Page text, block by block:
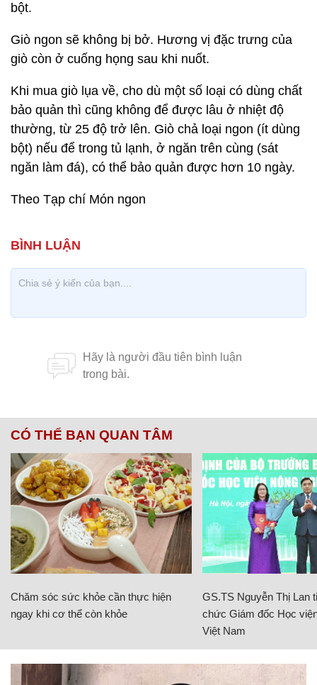
bột.
Giò ngon sẽ không bị bở. Hương vị đặc trưng của
giò còn ở cuống họng sau khi nuốt.
Khi mua giò lụa về, cho dù một số loại có dùng chất
bảo quản thì cũng không để được lâu ở nhiệt độ
thường, từ 25 độ trở lên. Giò chả loại ngon (ít dùng
bột) nếu để trong tủ lạnh, ở ngăn trên cùng (sát
ngăn làm đá), có thể bảo quản được hơn 10 ngày.
Theo Tạp chí Món ngon
CÓ THỂ BẠN QUAN TÂM
Chăm sóc sức khỏe cần thực hiện
ngay khi cơ thể còn khỏe
GS.TS Nguyễn Thị Lan
chức Giám đốc Học
Việt Nam